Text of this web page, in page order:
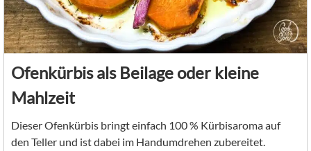
Ofenkürbis als Beilage oder kleine
Mahlzeit
Dieser Ofenkürbis bringt einfach 100 % Kürbisaroma auf
den Teller und ist dabei im Handumdrehen zubereitet.